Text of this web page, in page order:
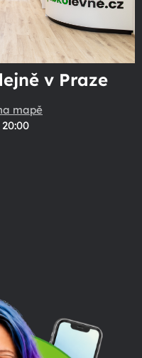
v Praze
mapě